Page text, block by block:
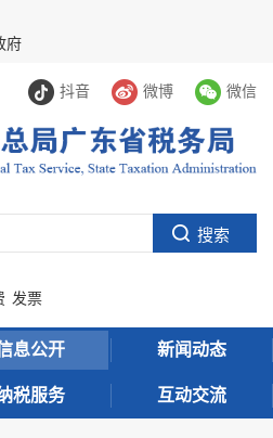
府
抖音 微博 微信
发票
息公开 新闻动态
税服务 互动交流